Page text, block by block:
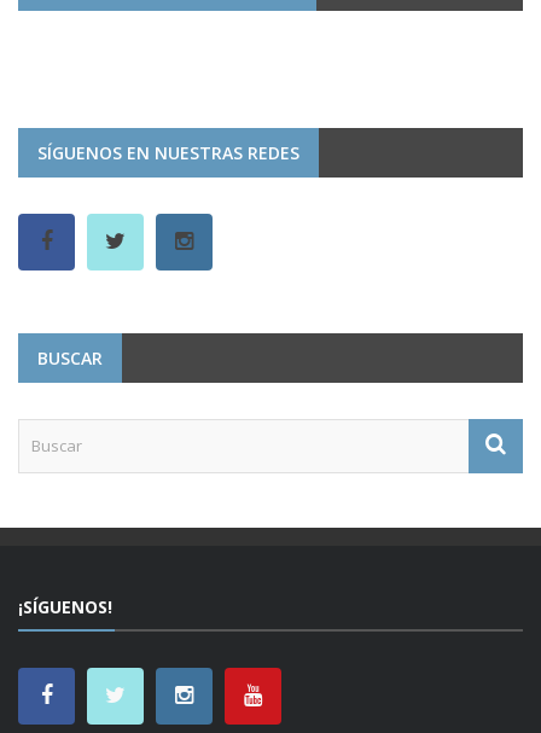
SÍGUENOS EN NUESTRAS REDES
BUSCAR
¡SÍGUENOS!